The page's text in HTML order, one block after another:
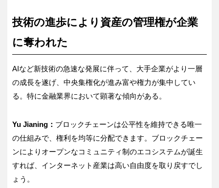
技術の進歩により資産の管理権が企業
に奪われた
AIなど新技術の急速な発展に伴って、大手企業がより一層
の成長を遂げ、中央集権化が進み富や権力が集中してい
る。特に金融業界において顕著な傾向がある。
Yu Jianing： ブロックチェーンは公平性を維持できる唯一
の仕組みで、権利を均等に分配できます。ブロックチェー
ンによりオープンなコミュニティ制のエコシステムが誕生
すれば、インターネット産業は高い自由度を取り戻すでし
ょう。